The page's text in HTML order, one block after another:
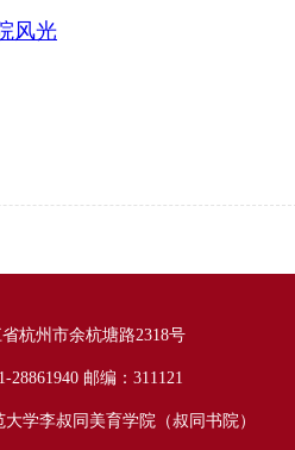
风光
杭州市余杭塘路2318号
28861940 邮编：311121
学李叔同美育学院（叔同书院）